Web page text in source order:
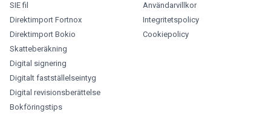
SIE fil
Direktimport Fortnox
Direktimport Bokio
Skatteberäkning
Digital signering
Digitalt fastställelseintyg
Digital revisionsberättelse
Bokföringstips
Användarvillkor
Integritetspolicy
Cookiepolicy